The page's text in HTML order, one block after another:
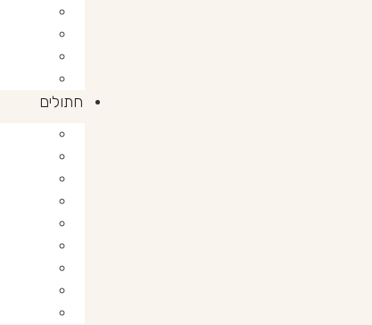
חתולים